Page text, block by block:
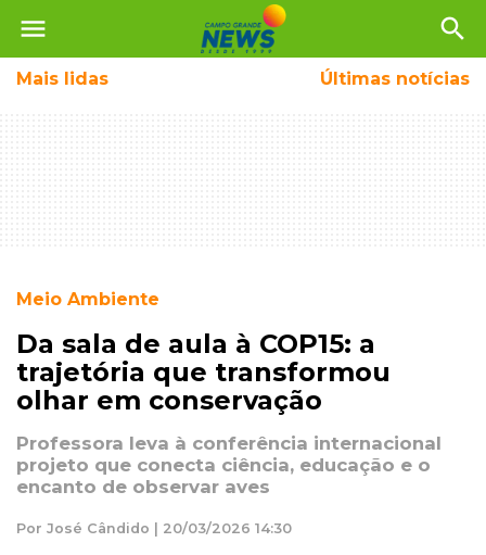
menu search
Mais lidas Últimas notícias
Meio Ambiente
Da sala de aula à COP15: a
trajetória que transformou
olhar em conservação
Professora leva à conferência internacional
projeto que conecta ciência, educação e o
encanto de observar aves
Por José Cândido | 20/03/2026 14:30